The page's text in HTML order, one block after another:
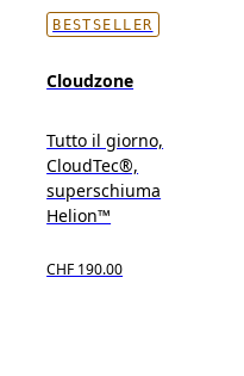
BESTSELLER
Cloudzone
Tutto il giorno,
CloudTec®,
superschiuma
Helion™
CHF 190.00